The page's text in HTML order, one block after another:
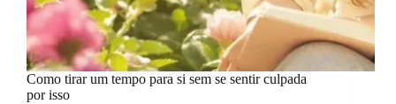
Como tirar um tempo para si sem se sentir culpada
por isso